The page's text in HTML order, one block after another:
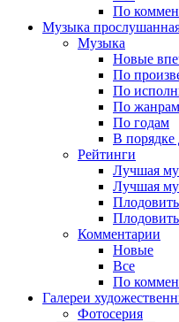
По
Музыка
Музыка
Новые
По
По
По жанрам
По годам
В порядке
Рейтинги
Лучшая
Лучшая
Комментарии
Новые
Все
По
Галереи
Фотосерия